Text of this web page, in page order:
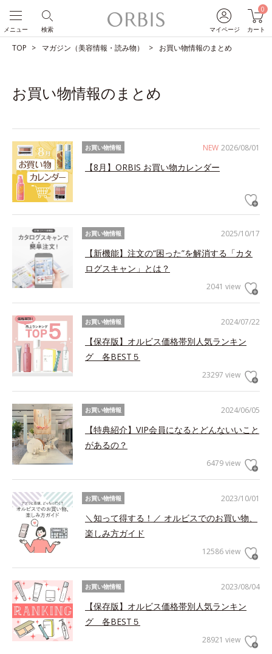
マイページ
0
カート
検索
メニュー
TOP マガジン（美容情報・読み物） お買い物情報のまとめ
お買い物情報のまとめ
NEW 2026/08/01
お買い物情報
【8月】ORBIS お買い物カレンダー
2025/10/17
お買い物情報
【新機能】注文の“困った”を解消する「カタ
ログスキャン」とは？
2041 view
2024/07/22
お買い物情報
【保存版】オルビス価格帯別人気ランキン
グ 各BEST５
23297 view
2024/06/05
お買い物情報
【特典紹介】VIP会員になるとどんないいこと
があるの？
6479 view
2023/10/01
お買い物情報
＼知って得する！／ オルビスでのお買い物、
楽しみ方ガイド
12586 view
2023/08/04
お買い物情報
【保存版】オルビス価格帯別人気ランキン
グ 各BEST５
28921 view